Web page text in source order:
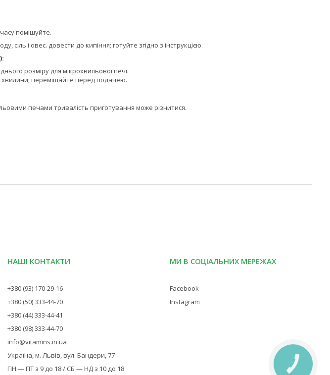
помішуйте.
сіль і овес. довести до кипіння; готуйте згідно з інструкцією.
розміру для мікрохвильової печі.
хвилини; перемішайте перед подачею.
печами тривалість приготування може різнитися.
НАШІ КОНТАКТИ
+380 (93) 170-29-16
+380 (50) 333-44-70
+380 (44) 333-44-41
+380 (98) 333-44-70
info@vitamins.in.ua
Україна, м. Львів, вул. Бандери, 77
ПН — ПТ з 9 до 18 / СБ — НД з 10 до 18
МИ В СОЦІАЛЬНИХ МЕРЕЖАХ
Facebook
Instagram
КНОПКА
ЗВ'ЯЗКУ